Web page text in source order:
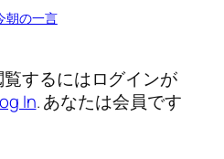
朝の一言
するにはログインが
In. あなたは会員です